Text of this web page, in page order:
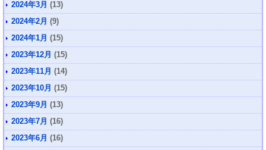
2024年3月 (13)
2024年2月 (9)
2024年1月 (15)
2023年12月 (15)
2023年11月 (14)
2023年10月 (15)
2023年9月 (13)
2023年7月 (16)
2023年6月 (16)